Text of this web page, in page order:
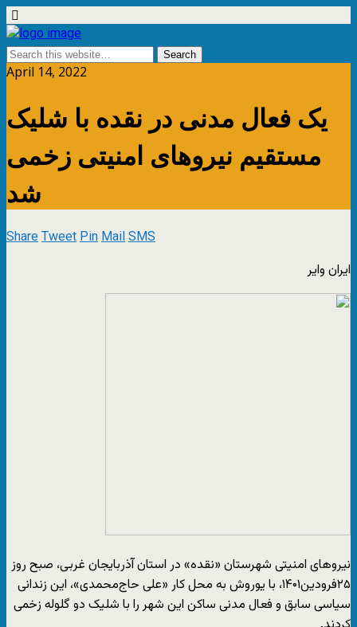
April 14, 2022
یک فعال مدنی در نقده با شلیک
مستقیم نیروهای امنیتی زخمی
شد
ShareTweetPinMailSMS
ایران وایر
نیروهای امنیتی شهرستان «نقده» در استان آذربایجان غربی، صبح روز
۲۵فرودین۱۴۰۱، با یوروش به محل کار «علی حاج‌محمدی»، این زندانی
سیاسی سابق و فعال مدنی ساکن این شهر را با شلیک دو گلوله زخمی